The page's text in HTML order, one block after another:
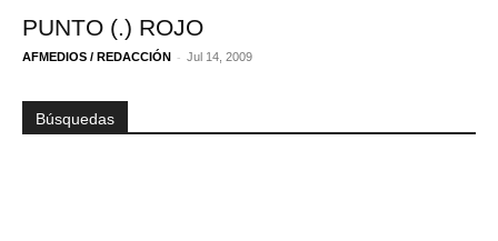
PUNTO (.) ROJO
AFMEDIOS / REDACCIÓN - Jul 14, 2009
Búsquedas